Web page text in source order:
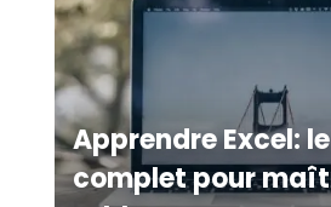
Apprendre Excel:
complet pour